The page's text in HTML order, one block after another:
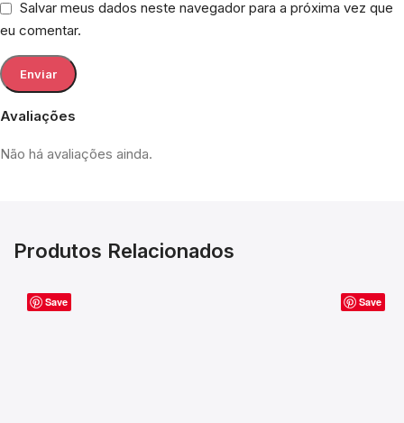
Avaliações
Não há avaliações ainda.
Salvar meus dados neste navegador para a próxima vez que
eu comentar.
Produtos Relacionados
Save Save